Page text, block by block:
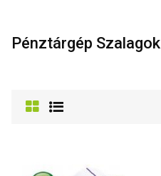
Pénztárgép Szalagok